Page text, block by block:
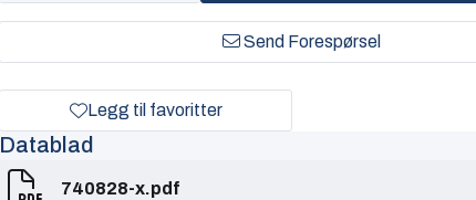
Send Forespørsel
Legg til favoritter
Datablad
740828-x.pdf